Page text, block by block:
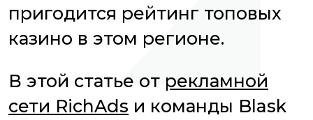
пригодится рейтинг топовых
казино в этом регионе.
В этой статье от рекламной
сети RichAds и команды Blask